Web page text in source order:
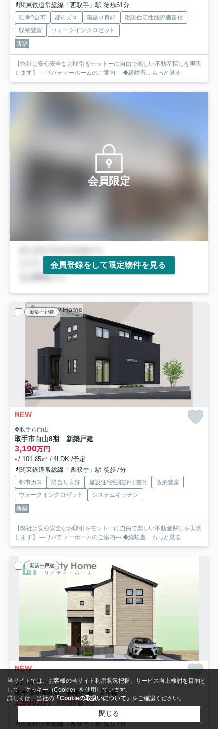
関東鉄道常総線「西取手」駅 徒歩61分
駐車2台可 都市ガス 陽当り良好
建設住宅性能評価書付
収納豊富
ウォークインクロゼット
新築
【弊社は安心安全なお取引をモットーに自由で楽しい不動産探しを実現
します】 ---リバティーホームのご案内--- ◆経験豊... もっと見る
会員限定
会員登録をして限定物件を見る
新築一戸建
NEW
取手市白山
取手市白山8期 新築戸建
3,190万円
- / 101.85㎡ / 4LDK /予定
関東鉄道常総線「西取手」駅 徒歩7分
都市ガス 陽当り良好 建設住宅性能評価書付
収納豊富
ウォークインクロゼット
システムキッチン
新築
【弊社は安心安全なお取引をモットーに自由で楽しい不動産探しを実現
します】 ---リバティーホームのご案内--- ◆経験豊... もっと見る
新築一戸建
NEW
取手市本郷
取手市本郷6期 新築戸建 2号棟
2,990万円 8月3日 値下げ
- / 101.01㎡ / 4LDK /予定
関東鉄道常総線「西取手」駅 徒歩7分
当サイトでは、お客様の当サイト利用状況把握、サービス向上検討を目的と
して、クッキー（Cookie）を使用しています。
詳しくは、当社の「Cookieの取扱いについて」 をご確認ください。
閉じる